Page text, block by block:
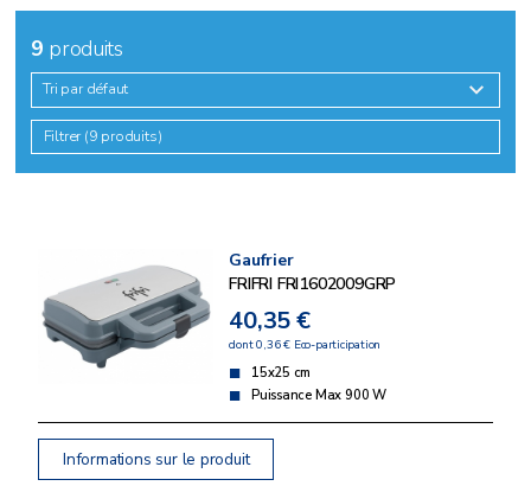
9 produits
Tri par défaut
Filtrer (9 produits)
Gaufrier
FRIFRI FRI1602009GRP
40,35 €
dont 0,36 € Eco-participation
15x25 cm
Puissance Max 900 W
Informations sur le produit